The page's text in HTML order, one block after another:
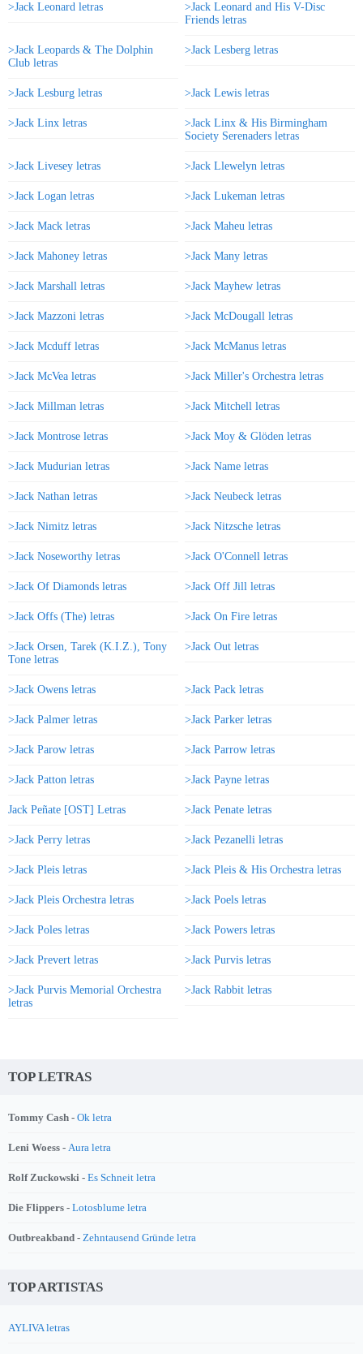
>Jack Leonard letras
>Jack Leonard and His V-Disc
Friends letras
>Jack Leopards & The Dolphin
Club letras
>Jack Lesberg letras
>Jack Lesburg letras >Jack Lewis letras
>Jack Linx letras
>Jack Linx & His Birmingham
Society Serenaders letras
>Jack Livesey letras >Jack Llewelyn letras
>Jack Logan letras >Jack Lukeman letras
>Jack Mack letras >Jack Maheu letras
>Jack Mahoney letras >Jack Many letras
>Jack Marshall letras >Jack Mayhew letras
>Jack Mazzoni letras >Jack McDougall letras
>Jack Mcduff letras >Jack McManus letras
>Jack McVea letras >Jack Miller's Orchestra letras
>Jack Millman letras >Jack Mitchell letras
>Jack Montrose letras >Jack Moy & Glöden letras
>Jack Mudurian letras >Jack Name letras
>Jack Nathan letras >Jack Neubeck letras
>Jack Nimitz letras >Jack Nitzsche letras
>Jack Noseworthy letras >Jack O'Connell letras
>Jack Of Diamonds letras >Jack Off Jill letras
>Jack Offs (The) letras >Jack On Fire letras
>Jack Orsen, Tarek (K.I.Z.), Tony
Tone letras
>Jack Out letras
>Jack Owens letras >Jack Pack letras
>Jack Palmer letras >Jack Parker letras
>Jack Parow letras >Jack Parrow letras
>Jack Patton letras >Jack Payne letras
Jack Peñate [OST] Letras >Jack Penate letras
>Jack Perry letras >Jack Pezanelli letras
>Jack Pleis letras >Jack Pleis & His Orchestra letras
>Jack Pleis Orchestra letras >Jack Poels letras
>Jack Poles letras >Jack Powers letras
>Jack Prevert letras >Jack Purvis letras
>Jack Purvis Memorial Orchestra
letras
>Jack Rabbit letras
TOP LETRAS
Tommy Cash - Ok letra
Leni Woess - Aura letra
Rolf Zuckowski - Es Schneit letra
Die Flippers - Lotosblume letra
Outbreakband - Zehntausend Gründe letra
TOP ARTISTAS
AYLIVA letras